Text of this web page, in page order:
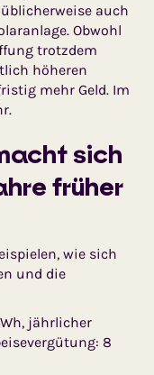
auch
Obwohl
trotzdem
höheren
mehr Geld. Im
sich
früher
wie sich
und die
jährlicher
8